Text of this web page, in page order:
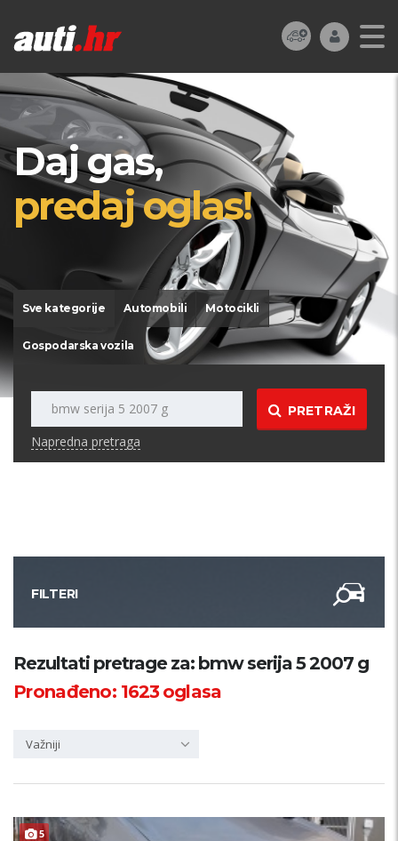
Daj gas,
predaj oglas!
Sve kategorije Automobili Motocikli
Gospodarska vozila
PRETRAŽI
Napredna pretraga
FILTERI
Kategorija
PRETRAŽI
Rezultati pretrage za: bmw serija 5 2007 g
Pronađeno: 1623oglasa
Važniji
5